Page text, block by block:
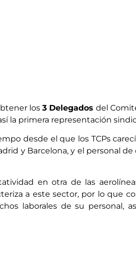
los3 Delegados del
la primera representación
desde el que los TCPs
y Barcelona, y el personal
en otra de las
a este sector, por lo que
laborales de su personal,